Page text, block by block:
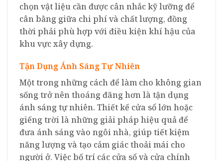
chọn vật liệu cần được cân nhắc kỹ lưỡng để
cân bằng giữa chi phí và chất lượng, đồng
thời phải phù hợp với điều kiện khí hậu của
khu vực xây dựng.
Tận Dụng Ánh Sáng Tự Nhiên
Một trong những cách để làm cho không gian
sống trở nên thoáng đãng hơn là tận dụng
ánh sáng tự nhiên. Thiết kế cửa sổ lớn hoặc
giếng trời là những giải pháp hiệu quả để
đưa ánh sáng vào ngôi nhà, giúp tiết kiệm
năng lượng và tạo cảm giác thoải mái cho
người ở. Việc bố trí các cửa sổ và cửa chính